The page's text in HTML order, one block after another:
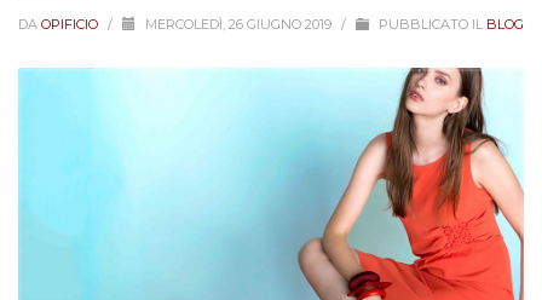
DA OPIFICIO / MERCOLEDÌ, 26 GIUGNO 2019 / PUBBLICATO IL BLOG